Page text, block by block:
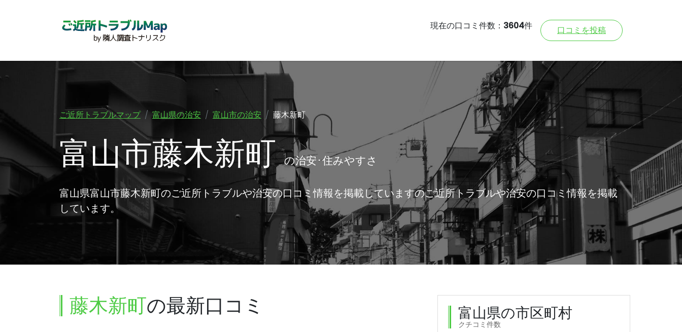
現在の口コミ件数： 3604件 口コミを投稿
ご近所トラブルマップ 富山県の治安 富山市の治安 藤木新町
富山市藤木新町の治安･住みやすさ
富山県富山市藤木新町のご近所トラブルや治安の口コミ情報を掲載していますのご近所トラブルや治安の口コミ情報を掲載
しています。
藤木新町の最新口コミ 富山県の市区町村
クチコミ件数